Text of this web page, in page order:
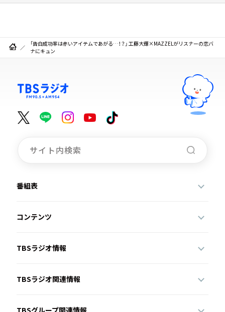
「告白成功率は赤いアイテムであがる…！？」 工藤大輝×MAZZELがリスナーの恋バ
ナにキュン
番組表
コンテンツ
TBSラジオ情報
TBSラジオ関連情報
TBSグループ関連情報